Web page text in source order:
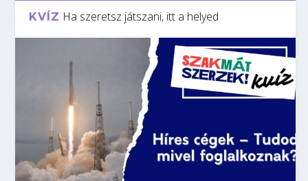
KVÍZ Ha szeretsz játszani, itt a helyed